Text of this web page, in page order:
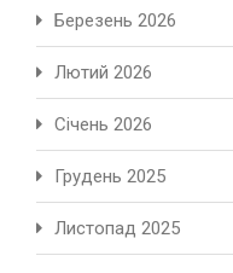
Березень 2026
Лютий 2026
Січень 2026
Грудень 2025
Листопад 2025